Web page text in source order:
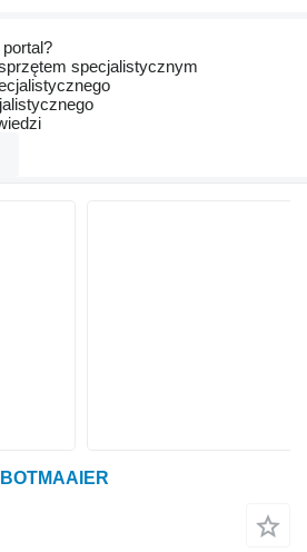
specjalistycznym